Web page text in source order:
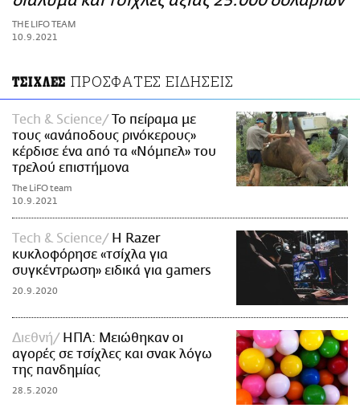
ΑΜΠΑ
PRINT
THE LIFO TEAM
10.9.2021
ΤΣΙΧΛΕΣ ΠΡΟΣΦΑΤΕΣ ΕΙΔΗΣΕΙΣ
Τech & Science
Το πείραμα με
τους «ανάποδους ρινόκερους»
κέρδισε ένα από τα «Νόμπελ» του
τρελού επιστήμονα
The LiFO team
10.9.2021
Τech & Science
H Razer
κυκλοφόρησε «τσίχλα για
συγκέντρωση» ειδικά για gamers
20.9.2020
Διεθνή
ΗΠΑ: Μειώθηκαν οι
αγορές σε τσίχλες και σνακ λόγω
της πανδημίας
28.5.2020